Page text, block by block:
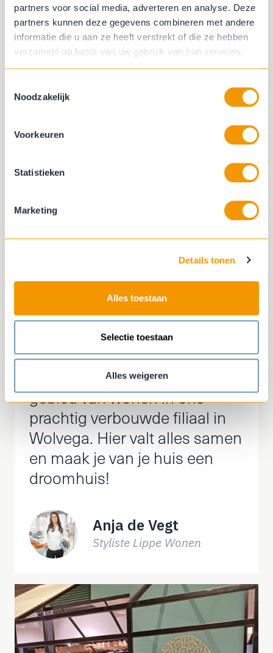
partners voor social media, adverteren en analyse. Deze
partners kunnen deze gegevens combineren met andere
informatie die u aan ze heeft verstrekt of die ze hebben
verzameld op basis van uw gebruik van hun services.
Noodzakelijk
Voorkeuren
Statistieken
Marketing
Details tonen
Alles toestaan
Selectie toestaan
Alles weigeren
Speciale openingstijden
2026
09:30 - 17:00
1e kerstdag
uur
09:30 - 17:00
1 januari
2027
Bekijk de nieuwste trends op
gebied van wonen in ons
prachtig verbouwde filiaal in
Wolvega. Hier valt alles samen
en maak je van je huis een
droomhuis!
Anja de Vegt
Styliste Lippe Wonen